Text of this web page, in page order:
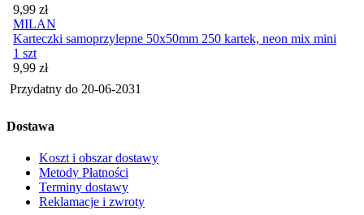
Cena
9,99 zł
MILAN
Karteczki samoprzylepne 50x50mm 250 kartek, neon mix mini
1 szt
Cena
9,99 zł
Przydatny do 20-06-2031
Dostawa
Koszt i obszar dostawy
Metody Płatności
Terminy dostawy
Reklamacje i zwroty